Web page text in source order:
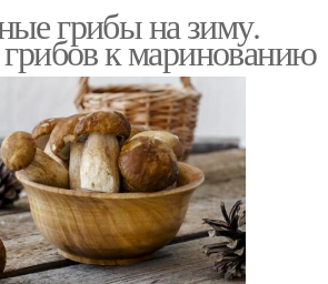
грибы на зиму.
к маринованию